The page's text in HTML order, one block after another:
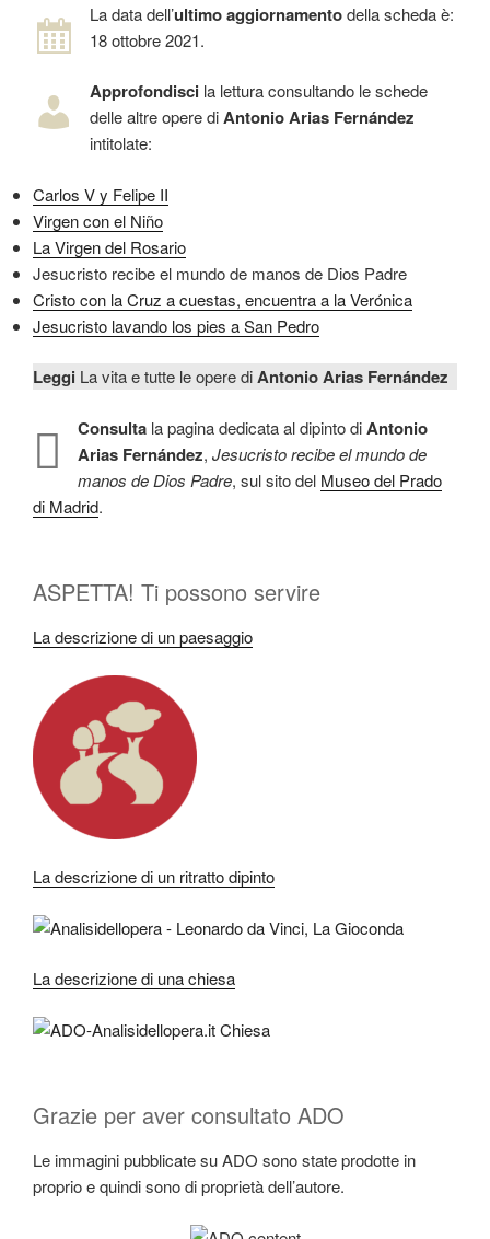
La data dell’ultimo aggiornamentodella scheda è:
18 ottobre 2021.
Approfondisci la lettura consultando le schede
delle altre opere diAntonio Arias Fernández
intitolate:
Carlos V y Felipe II
Virgen con el Niño
La Virgen del Rosario
Jesucristo recibe el mundo de manos de Dios Padre
Cristo con la Cruz a cuestas, encuentra a la Verónica
Jesucristo lavando los pies a San Pedro
Leggi La vita e tutte le opere diAntonio Arias Fernández
Consulta la pagina dedicata al dipinto diAntonio
Arias Fernández, Jesucristo recibe el mundo de
manos de Dios Padre, sul sito del Museo del Prado
di Madrid.
ASPETTA! Ti possono servire
La descrizione di un paesaggio
La descrizione di un ritratto dipinto
La descrizione di una chiesa
Grazie per aver consultato ADO
Le immagini pubblicate su ADO sono state prodotte in
proprio e quindi sono di proprietà dell’autore.